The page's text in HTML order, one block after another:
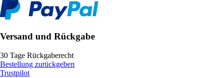
Versand und Rückgabe
30 Tage Rückgaberecht
Bestellung zurückgeben
Trustpilot